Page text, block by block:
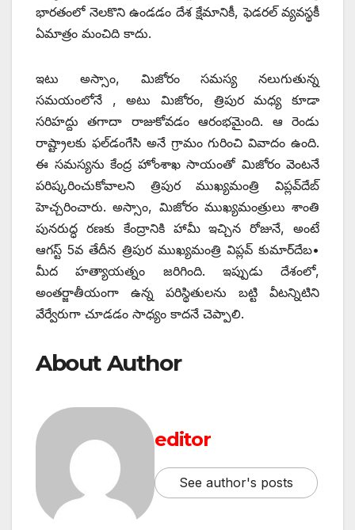
భారతంలో నెలకొని ఉండడం దేశ క్షేమానికీ, ఫెడరల్‌ ‌వ్యవస్థకీ
ఏమాత్రం మంచిది కాదు.
ఇటు అస్సాం, మిజోరం సమస్య నలుగుతున్న
సమయంలోనే , అటు మిజోరం, త్రిపుర మధ్య కూడా
సరిహద్దు తగాదా రాజుకోవడం ఆరంభమైంది. ఆ రెండు
రాష్ట్రాలకు ఫల్‌డంగేసి అనే గ్రామం గురించి వివాదం ఉంది.
ఈ సమస్యను కేంద్ర హోంశాఖ సాయంతో మిజోరం వెంటనే
పరిష్కరించుకోవాలని త్రిపుర ముఖ్యమంత్రి విప్లవ్‌దేబ్‌
‌హెచ్చరించారు. అస్సాం, మిజోరం ముఖ్యమంత్రులు శాంతి
పునరుద్ధ రణకు కేంద్రానికి హామీ ఇచ్చిన రోజునే, అంటే
ఆగస్ట్ 5‌వ తేదీన త్రిపుర ముఖ్యమంత్రి విప్లవ్‌ ‌కుమార్‌దేబ•
మీద హత్యాయత్నం జరిగింది. ఇప్పుడు దేశంలో,
అంతర్జాతీయంగా ఉన్న పరిస్థితులను బట్టి వీటన్నిటిని
వేర్వేరుగా చూడడం సాధ్యం కాదనే చెప్పాలి.
About Author
editor
See author's posts